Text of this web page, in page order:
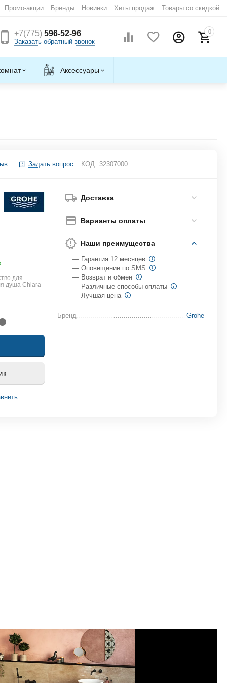
Промо-акции Бренды Новинки Хиты продаж Товары со скидкой
+7(775)596-52-96
Заказать обратный звонок
0
Аксессуары
Задать вопрос КОД: 32307000
для
душа Chiara
Доставка
Варианты оплаты
Наши преимущества
— Гарантия 12 месяцев
— Оповещение по SMS
— Возврат и обмен
— Различные способы оплаты
— Лучшая цена
Бренд Grohe